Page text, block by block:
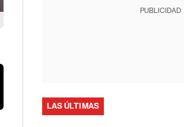
PUBLICIDAD
LAS ÚLTIMAS